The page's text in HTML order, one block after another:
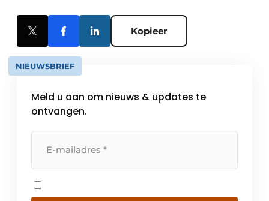
Kopieer
NIEUWSBRIEF
Meld u aan om nieuws & updates te
ontvangen.